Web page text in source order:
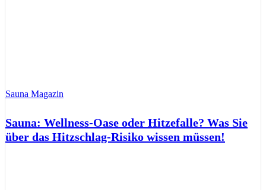
Sauna Magazin
Sauna: Wellness-Oase oder Hitzefalle? Was Sie
über das Hitzschlag-Risiko wissen müssen!